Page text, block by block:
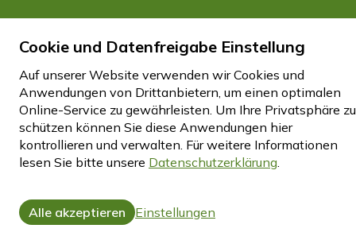
Cookie und Datenfreigabe Einstellung
Auf unserer Website verwenden wir Cookies und
Anwendungen von Drittanbietern, um einen optimalen
Online-Service zu gewährleisten. Um Ihre Privatsphäre zu
schützen können Sie diese Anwendungen hier
kontrollieren und verwalten. Für weitere Informationen
lesen Sie bitte unsere Datenschutzerklärung.
Alle akzeptieren Einstellungen